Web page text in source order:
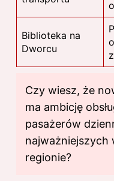
Biblioteka na
Dworcu
Czy wiesz, że
ma ambicję
pasażerów
najważniejszych
regionie?